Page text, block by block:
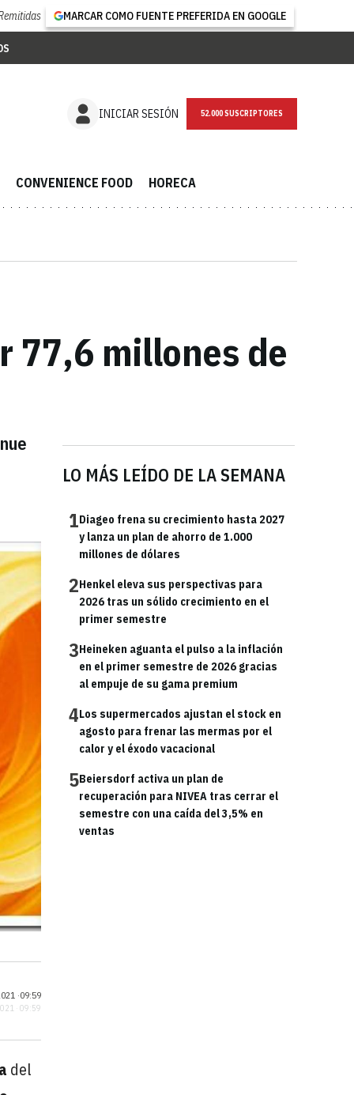
MARCAR COMO FUENTE PREFERIDA EN GOOGLE
INICIAR SESIÓN NEWSLETTER
CONVENIENCE FOOD HORECA
77,6 millones de
LO MÁS LEÍDO DE LA SEMANA
1Diageo frena su crecimiento hasta 2027
y lanza un plan de ahorro de 1.000
millones de dólares
2Henkel eleva sus perspectivas para
2026 tras un sólido crecimiento en el
primer semestre
3Heineken aguanta el pulso a la inflación
en el primer semestre de 2026 gracias
al empuje de su gama premium
4Los supermercados ajustan el stock en
agosto para frenar las mermas por el
calor y el éxodo vacacional
5Beiersdorf activa un plan de
recuperación para NIVEA tras cerrar el
semestre con una caída del 3,5% en
ventas
·09:59
· 09:59
del